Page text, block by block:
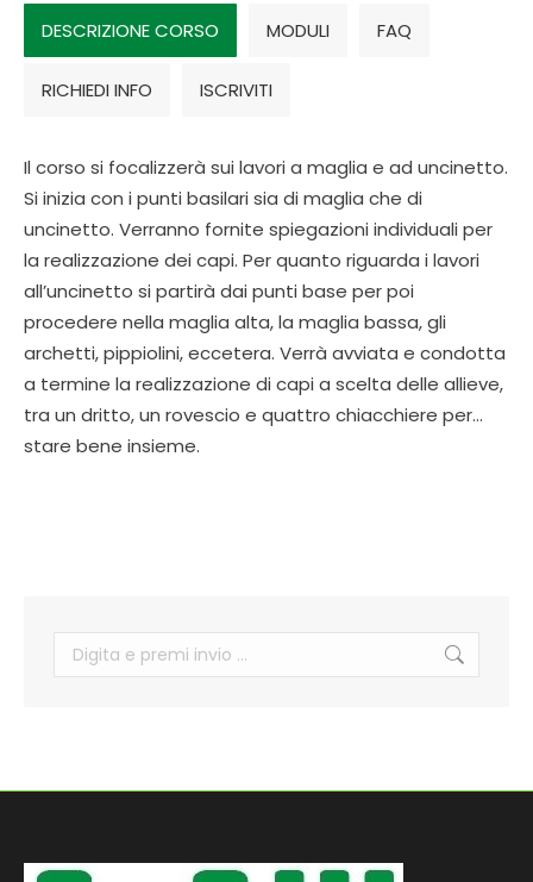
DESCRIZIONE CORSO MODULI FAQ
RICHIEDI INFO ISCRIVITI
Il corso si focalizzerà sui lavori a maglia e ad uncinetto.
Si inizia con i punti basilari sia di maglia che di
uncinetto. Verranno fornite spiegazioni individuali per
la realizzazione dei capi. Per quanto riguarda i lavori
all’uncinetto si partirà dai punti base per poi
procedere nella maglia alta, la maglia bassa, gli
archetti, pippiolini, eccetera. Verrà avviata e condotta
a termine la realizzazione di capi a scelta delle allieve,
tra un dritto, un rovescio e quattro chiacchiere per…
stare bene insieme.